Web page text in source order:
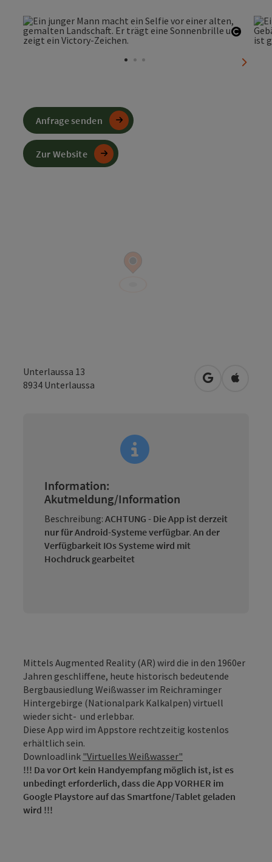
Unterlaussa 13
8934 Unterlaussa in Google
in
Information:
Akutmeldung/Information
Beschreibung: ACHTUNG - Die App ist derzeit
nur für Android-Systeme verfügbar. An der
Verfügbarkeit IOs Systeme wird mit
Hochdruck gearbeitet
Mittels Augmented Reality (AR) wird die in den 1960er
Jahren geschliffene, heute historisch bedeutende
Bergbausiedlung Weißwasser im Reichraminger
Hintergebirge (Nationalpark Kalkalpen) virtuell
wieder sicht- und erlebbar.
Diese App wird im Appstore rechtzeitig kostenlos
erhältlich sein.
Downloadlink "Virtuelles Weißwasser"
!!! Da vor Ort kein Handyempfang möglich ist, ist es
unbedingt erforderlich, dass die App VORHER im
Google Playstore auf das Smartfone/Tablet geladen
wird !!!
Anfrage senden
Zur Website